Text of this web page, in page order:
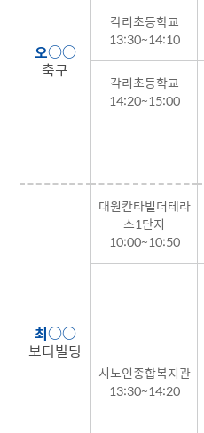
오○○
축구
각리초등학교
13:30~14:10
각리초등학교
14:20~15:00
최○○
보디빌딩
대원칸타빌더테라
스1단지
10:00~10:50
시노인종합복지관
13:30~14:20